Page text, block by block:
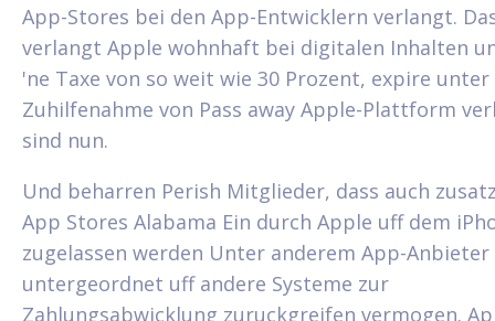
App-Stores bei den App-Entwicklern verlangt.
verlangt Apple wohnhaft bei digitalen Inhalten
'ne Taxe von so weit wie 30 Prozent, expire unter
Zuhilfenahme von Pass away Apple-Plattform
sind nun.
Und beharren Perish Mitglieder, dass auch
App Stores Alabama Ein durch Apple uff dem
zugelassen werden Unter anderem App-Anbieter
untergeordnet uff andere Systeme zur
Zahlungsabwicklung zuruckgreifen vermogen.